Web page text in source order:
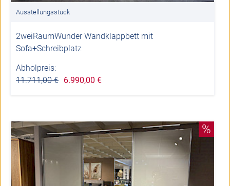
Ausstellungsstück
2weiRaumWunder Wandklappbett mit
Sofa+Schreibplatz
Abholpreis:
11.711,00 € 6.990,00 €
%